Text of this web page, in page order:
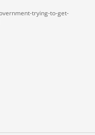
trying-to-get-